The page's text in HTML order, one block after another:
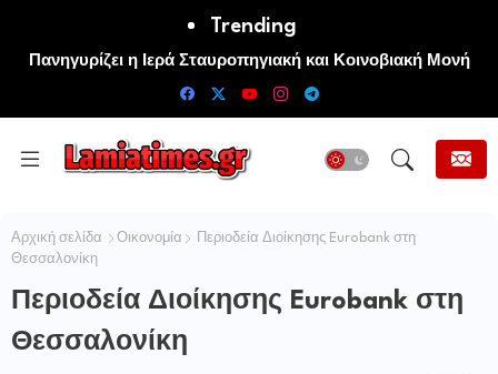
Trending
ΚΚΕ: Το “προσάναµµα” για τις μεγάλες πυρκαγιές είναι οι
τεράστιες ελλείψεις σε µέσα και προσωπικό στην
Αρχική σελίδα Οικονομία
Περιοδεία Διοίκησης Eurobank στη
Θεσσαλονίκη
Περιοδεία Διοίκησης Eurobank στη
Θεσσαλονίκη